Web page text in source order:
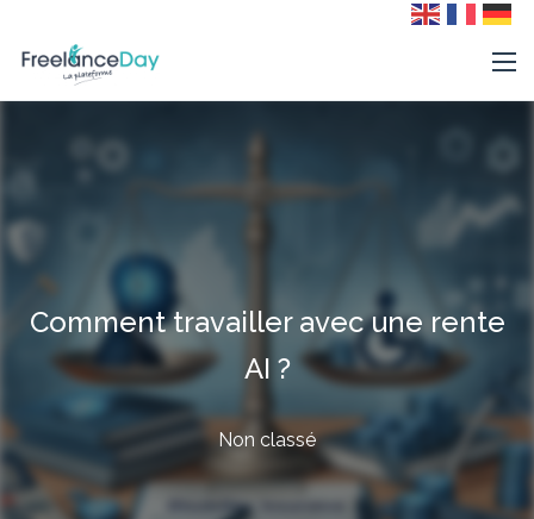
Comment travailler avec une rente
AI ?
Non classé